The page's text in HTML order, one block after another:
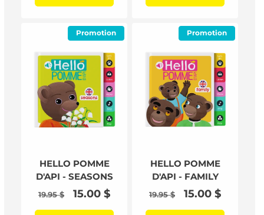
Promotion
HELLO POMME
D'API - SEASONS
Prix
habituel
19.95 $
Prix
promotionnel
15.00 $
Promotion
HELLO POMME
D'API - FAMILY
Prix
habituel
19.95 $
Prix
promotionnel
15.00 $